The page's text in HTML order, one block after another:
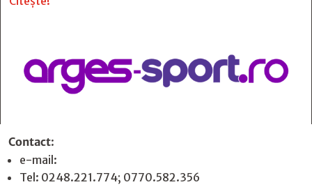
Contact:
e-mail:
Tel: 0248.221.774; 0770.582.356